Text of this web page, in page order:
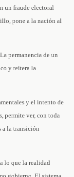
un fraude electoral
pone a la nación al
permanencia de un
y reitera la
y el intento de
permite ver, con toda
a la transición
lo que la realidad